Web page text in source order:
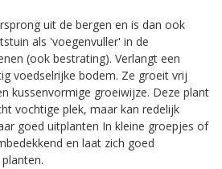
uit de bergen en is dan ook
als 'voegenvuller' in de
(ook bestrating). Verlangt een
voedselrijke bodem. Ze groeit vrij
kussenvormige groeiwijze. Deze plant
vochtige plek, maar kan redelijk
goed uitplanten In kleine groepjes of
en laat zich goed